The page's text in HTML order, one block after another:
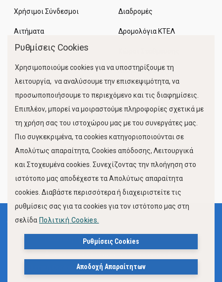
Χρήσιμοι Σύνδεσμοι
Αιτήματα
Διαδρομές
Δρομολόγια ΚΤΕΛ
Κίνηση Λιμένος
FOLLOW US
Όροι Χρήσης
Πολιτική Προστασίας Προσωπικών Δεδομένων
Πολιτική Cookies
Ρυθμίσεις Cookies
Χρησιμοποιούμε cookies για να υποστηρίξουμε τη
λειτουργία, να αναλύσουμε την επισκεψιμότητα, να
προσωποποιήσουμε το περιεχόμενο και τις διαφημίσεις.
Επιπλέον, μπορεί να μοιραστούμε πληροφορίες σχετικά με
τη χρήση σας του ιστοχώρου μας με του συνεργάτες μας.
Πιο συγκεκριμένα, τα cookies κατηγοριοποιούνται σε
Απολύτως απαραίτητα, Cookies απόδοσης, Λειτουργικά
και Στοχευμένα cookies. Συνεχίζοντας την πλοήγηση στο
ιστότοπο μας αποδέχεστε τα Απολύτως απαραίτητα
cookies. Διαβάστε περισσότερα ή διαχειριστείτε τις
ρυθμίσεις σας για τα cookies για τον ιστότοπο μας στη
σελίδα Πολιτική Cookies.
Ρυθμίσεις Cookies
Αποδοχή Απαραίτητων